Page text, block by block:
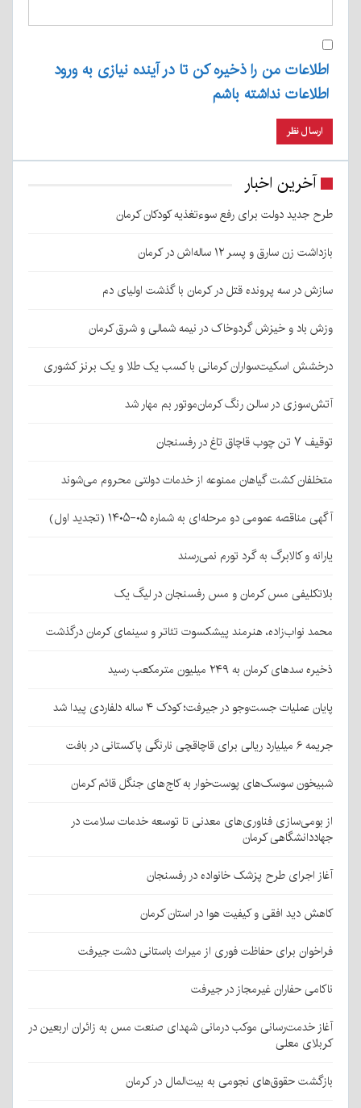
اطلاعات من را ذخیره کن تا در آینده نیازی به ورود
اطلاعات نداشته باشم
آخرین اخبار
طرح جدید دولت برای رفع سوءتغذیه کودکان کرمان
بازداشت زن سارق و پسر ۱۲ ساله‌اش در کرمان
سازش در سه پرونده قتل در کرمان با گذشت اولیای دم
وزش باد و خیزش گردوخاک در نیمه شمالی و شرق کرمان
درخشش اسکیت‌سواران کرمانی با کسب یک طلا و یک برنز کشوری
آتش‌سوزی در سالن رنگ کرمان‌موتور بم مهار شد
توقیف ۷ تن چوب قاچاق تاغ در رفسنجان
متخلفان کشت گیاهان ممنوعه از خدمات دولتی محروم می‌شوند
آگهی مناقصه عمومی دو مرحله‌ای به شماره ۰۵-۱۴۰۵ (تجدید اول)
یارانه و کالابرگ به گرد تورم نمی‌رسند
بلاتکلیفی مس کرمان و مس رفسنجان در لیگ یک
محمد نواب‌زاده، هنرمند پیشکسوت تئاتر و سینمای کرمان درگذشت
ذخیره سدهای کرمان به ۲۴۹ میلیون مترمکعب رسید
پایان عملیات جست‌وجو در جیرفت؛ کودک ۴ ساله دلفاردی پیدا شد
جریمه ۶ میلیارد ریالی برای قاچاقچی نارنگی پاکستانی در بافت
شبیخون سوسک‌های پوست‌خوار به کاج‌های جنگل قائم کرمان
از بومی‌سازی فناوری‌های معدنی تا توسعه خدمات سلامت در
جهاددانشگاهی کرمان
آغاز اجرای طرح پزشک خانواده در رفسنجان
کاهش دید افقی و کیفیت هوا در استان کرمان
فراخوان برای حفاظت فوری از میراث باستانی دشت جیرفت
ناکامی حفاران غیرمجاز در جیرفت
آغاز خدمت‌رسانی موکب درمانی شهدای صنعت مس به زائران اربعین در
کربلای معلی
بازگشت حقوق‌های نجومی به بیت‌المال در کرمان